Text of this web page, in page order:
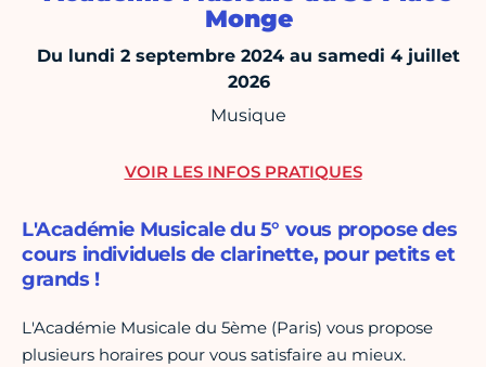
Monge
Du lundi 2 septembre 2024 au samedi 4 juillet
2026
Musique
L'Académie Musicale du 5° vous propose des
cours individuels de clarinette, pour petits et
grands !
L'Académie Musicale du 5ème (Paris) vous propose
plusieurs horaires pour vous satisfaire au mieux.
VOIR LES INFOS PRATIQUES